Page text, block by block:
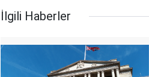
İlgili Haberler